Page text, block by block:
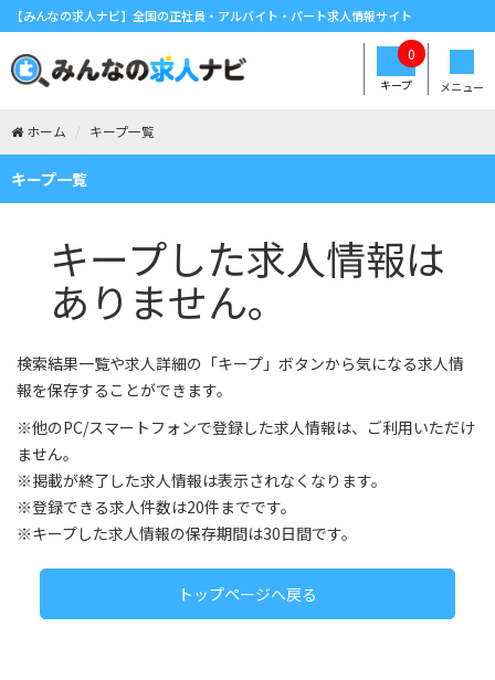
【みんなの求人ナビ】全国の正社員・アルバイト・パート求人情報サイト
メニュー
キープ
0
ホーム キープ一覧
キープ一覧
キープした求人情報は
ありません。
検索結果一覧や求人詳細の「キープ」ボタンから気になる求人情
報を保存することができます。
※他のPC/スマートフォンで登録した求人情報は、ご利用いただけ
ません。
※掲載が終了した求人情報は表示されなくなります。
※登録できる求人件数は20件までです。
※キープした求人情報の保存期間は30日間です。
トップページへ戻る